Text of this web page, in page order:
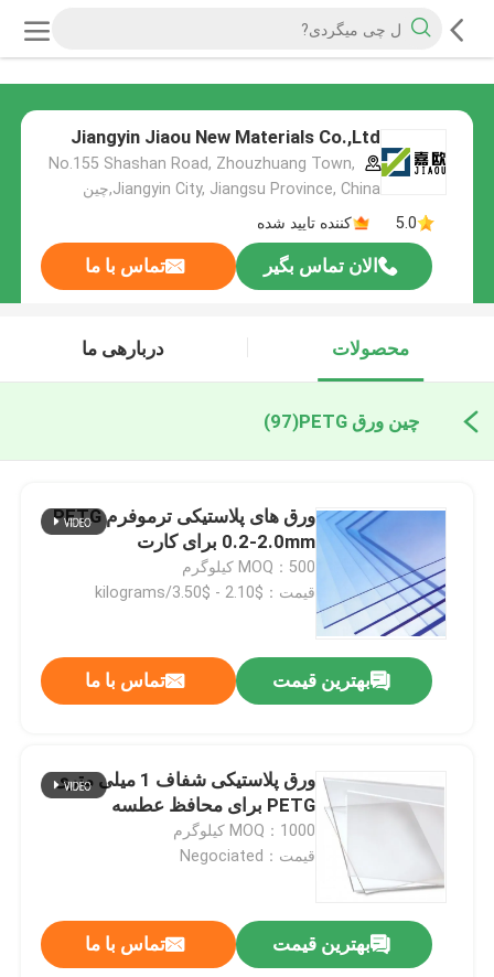
Jiangyin Jiaou New Materials Co.,Ltd
No.155 Shashan Road, Zhouzhuang Town,
Jiangyin City, Jiangsu Province, China,چین
5.0
کننده تایید شده
الان تماس بگیر تماس با ما
محصولات دربارهی ما
چین ورق PETG (97)
ورق های پلاستیکی ترموفرم PETG
0.2-2.0mm برای کارت
MOQ：500 کیلوگرم
قیمت：$2.10 - $3.50/kilograms
بهترین قیمت تماس با ما
ورق پلاستیکی شفاف 1 میلی متری
PETG برای محافظ عطسه
MOQ：1000 کیلوگرم
قیمت：Negociated
بهترین قیمت تماس با ما